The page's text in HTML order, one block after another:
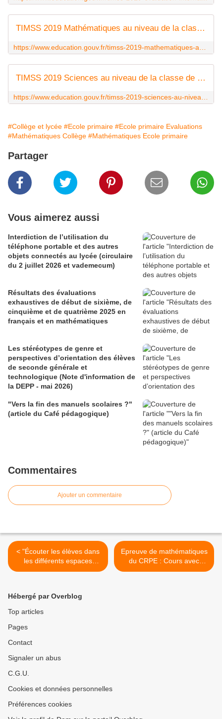
TIMSS 2019 Mathématiques au niveau de la classe de quatrième : des résultats inquiétants en France
TIMSS 2019 Sciences au niveau de la classe de quatrième : les résultats de la France en retrait à l'échelle internationale
#Collège et lycée #Ecole primaire #Ecole primaire Evaluations
#Mathématiques Collège #Mathématiques Ecole primaire
Partager
Vous aimerez aussi
Interdiction de l’utilisation du
téléphone portable et des autres
objets connectés au lycée (circulaire
du 2 juillet 2026 et vademecum)
Résultats des évaluations
exhaustives de début de sixième, de
cinquième et de quatrième 2025 en
français et en mathématiques
Les stéréotypes de genre et
perspectives d’orientation des élèves
de seconde générale et
technologique (Note d'information de
la DEPP - mai 2026)
"Vers la fin des manuels scolaires ?"
(article du Café pédagogique)
Commentaires
Ajouter un commentaire
< "Écouter les élèves dans
les différents espaces
scolaires" (Dossier de veille
Epreuve de mathématiques
du CRPE : Cours avec
exercices corrigés et aide-
Hébergé par Overblog
Top articles
Pages
Contact
Signaler un abus
C.G.U.
Cookies et données personnelles
Préférences cookies